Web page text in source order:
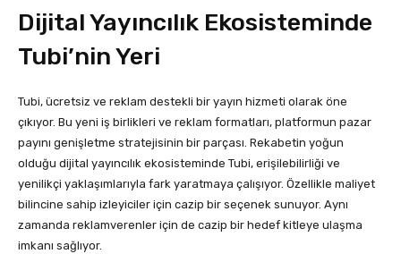
Dijital Yayıncılık Ekosisteminde
Tubi’nin Yeri
Tubi, ücretsiz ve reklam destekli bir yayın hizmeti olarak öne
çıkıyor. Bu yeni iş birlikleri ve reklam formatları, platformun pazar
payını genişletme stratejisinin bir parçası. Rekabetin yoğun
olduğu dijital yayıncılık ekosisteminde Tubi, erişilebilirliği ve
yenilikçi yaklaşımlarıyla fark yaratmaya çalışıyor. Özellikle maliyet
bilincine sahip izleyiciler için cazip bir seçenek sunuyor. Aynı
zamanda reklamverenler için de cazip bir hedef kitleye ulaşma
imkanı sağlıyor.